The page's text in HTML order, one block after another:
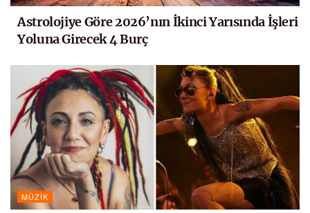
Astrolojiye Göre 2026’nın İkinci Yarısında İşleri
Yoluna Girecek 4 Burç
MÜZIK